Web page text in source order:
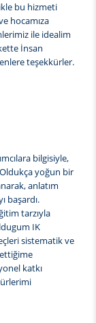
bu hizmeti
hocamıza
ile idealim
İnsan
teşekkürler.
bilgisiyle,
yoğun bir
anlatım
başardı.
tarzıyla
IK
sistematik ve
katkı